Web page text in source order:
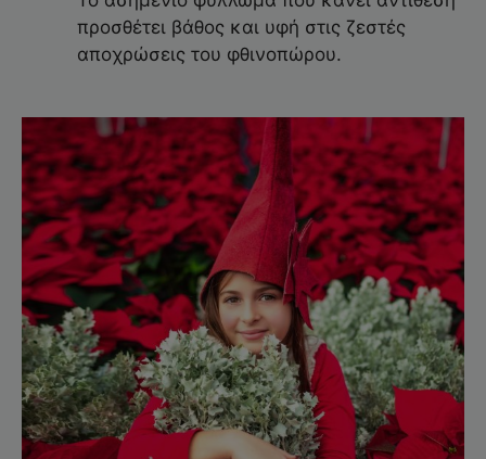
προσθέτει βάθος και υφή στις ζεστές
αποχρώσεις του φθινοπώρου.